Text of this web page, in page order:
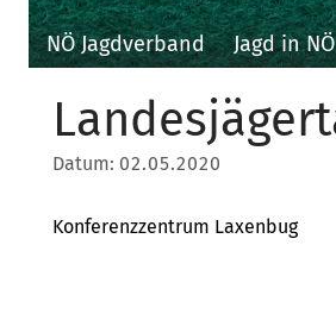
NÖ Jagdverband Jagd in NÖ
Datum: 02.05.2020
Konferenzzentrum Laxenbug